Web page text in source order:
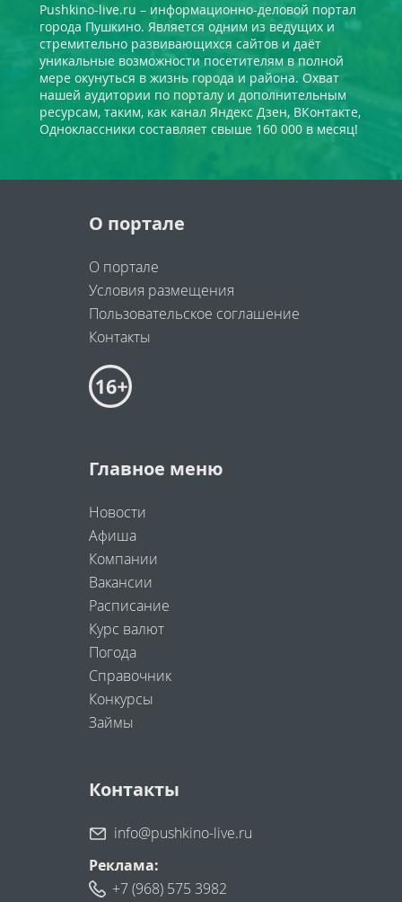
Pushkino-live.ru – информационно-деловой портал
города Пушкино. Является одним из ведущих и
стремительно развивающихся сайтов и даёт
уникальные возможности посетителям в полной
мере окунуться в жизнь города и района. Охват
нашей аудитории по порталу и дополнительным
ресурсам, таким, как канал Яндекс Дзен, ВКонтакте,
Одноклассники составляет свыше 160 000 в месяц!
О портале
О портале
Условия размещения
Пользовательское соглашение
Контакты
Главное меню
Новости
Афиша
Компании
Вакансии
Расписание
Курс валют
Погода
Справочник
Конкурсы
Займы
Контакты
info@pushkino-live.ru
Реклама:
+7 (968) 575 3982